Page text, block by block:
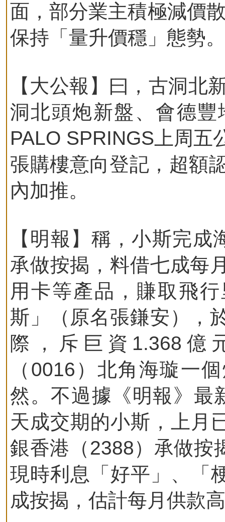
面，部分業主積極減價
保持「量升價穩」態勢。
【大公報】曰，古洞北
洞北頭炮新盤、會德豐
PALO SPRINGS上周五
張購樓意向登記，超額
內加推。
【明報】稱，小斯完
承做按揭，料借七成每
用卡等產品，賺取飛
斯」（原名張鎌安），
際，斥巨資1.368億
（0016）北角海璇一
然。不過據《明報》最
天成交期的小斯，上月
銀香港（2388）承做按
現時利息「好平」、「
成按揭，估計每月供款